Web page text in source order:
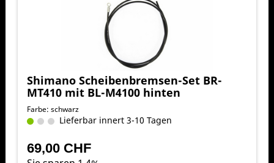
Shimano Scheibenbremsen-Set BR-
MT410 mit BL-M4100 hinten
Farbe: schwarz
Lieferbar innert 3-10 Tagen
69,00 CHF